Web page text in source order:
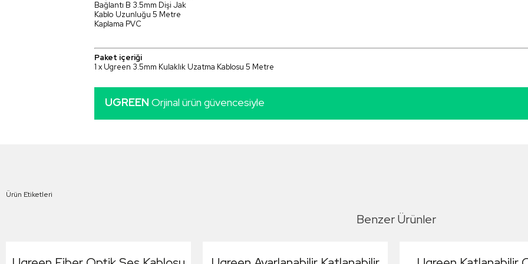
Bağlantı B 3.5mm Dişi Jak
Kablo Uzunluğu 5 Metre
Kaplama PVC
Paket içeriği
1 x Ugreen 3.5mm Kulaklık Uzatma Kablosu 5 Metre
UGREEN Orjinal ürün güvencesiyle
Ürün Etiketleri
Benzer Ürünler